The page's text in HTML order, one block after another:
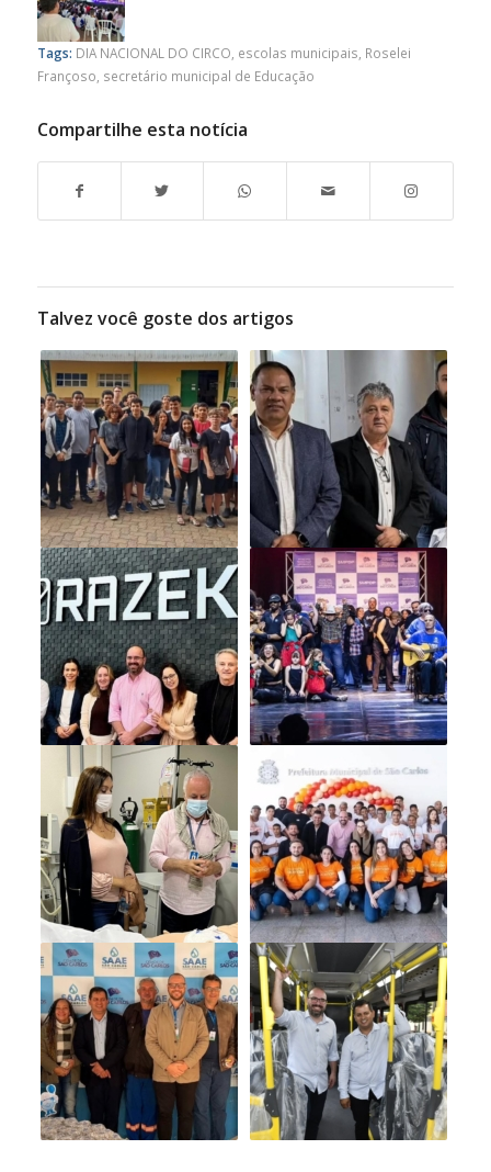
Tags: DIA NACIONAL DO CIRCO escolas municipais Roselei
Françoso secretário municipal de Educação
Compartilhe esta notícia
Talvez você goste dos artigos